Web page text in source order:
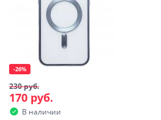
-26%
230 руб.
170 руб.
В наличии